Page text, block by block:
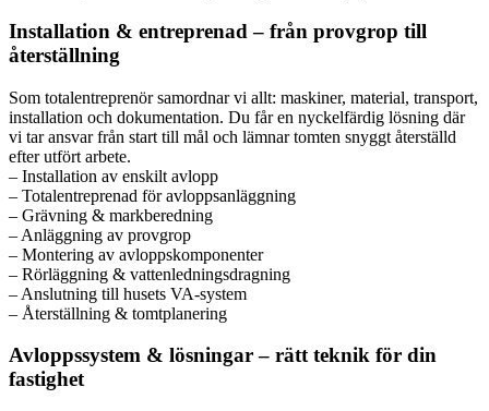
Installation & entreprenad – från provgrop till
återställning
Som totalentreprenör samordnar vi allt: maskiner, material, transport,
installation och dokumentation. Du får en nyckelfärdig lösning där
vi tar ansvar från start till mål och lämnar tomten snyggt återställd
efter utfört arbete.
– Installation av enskilt avlopp
– Totalentreprenad för avloppsanläggning
– Grävning & markberedning
– Anläggning av provgrop
– Montering av avloppskomponenter
– Rörläggning & vattenledningsdragning
– Anslutning till husets VA-system
– Återställning & tomtplanering
Avloppssystem & lösningar – rätt teknik för din
fastighet